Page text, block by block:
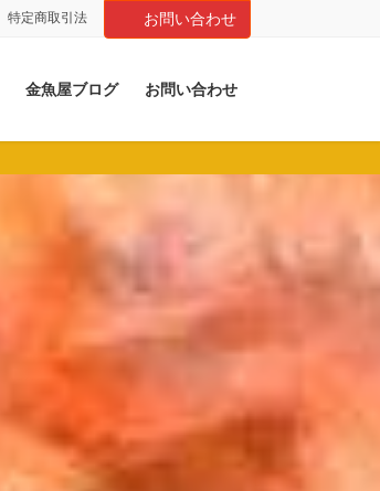
特定商取引法 お問い合わせ
金魚屋ブログ お問い合わせ